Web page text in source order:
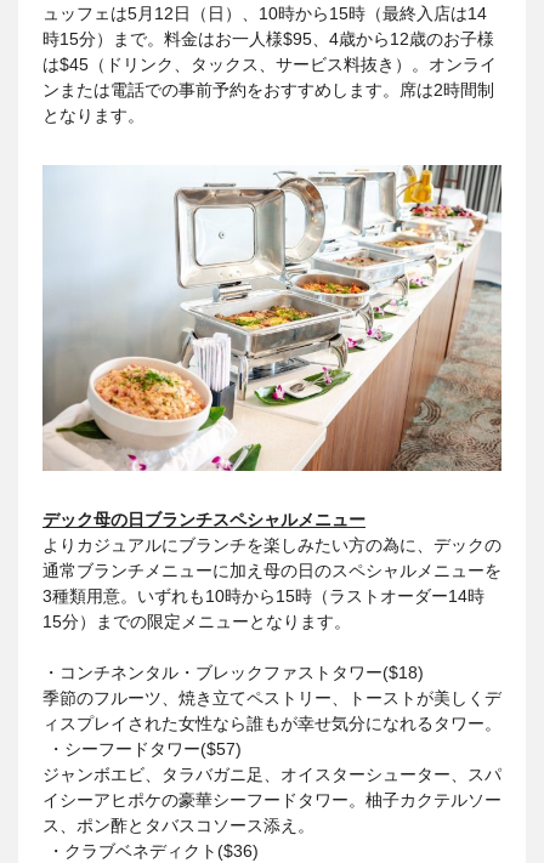
ュッフェは5月12日（日）、10時から15時（最終入店は14
時15分）まで。料金はお一人様$95、4歳から12歳のお子様
は$45（ドリンク、タックス、サービス料抜き）。オンライ
ンまたは電話での事前予約をおすすめします。席は2時間制
となります。
デック母の日ブランチスペシャルメニュー
よりカジュアルにブランチを楽しみたい方の為に、デックの
通常ブランチメニューに加え母の日のスペシャルメニューを
3種類用意。いずれも10時から15時（ラストオーダー14時
15分）までの限定メニューとなります。
・コンチネンタル・ブレックファストタワー($18)
季節のフルーツ、焼き立てペストリー、トーストが美しくデ
ィスプレイされた女性なら誰もが幸せ気分になれるタワー。
・シーフードタワー($57)
ジャンボエビ、タラバガニ足、オイスターシューター、スパ
イシーアヒポケの豪華シーフードタワー。柚子カクテルソー
ス、ポン酢とタバスコソース添え。
・クラブベネディクト($36)